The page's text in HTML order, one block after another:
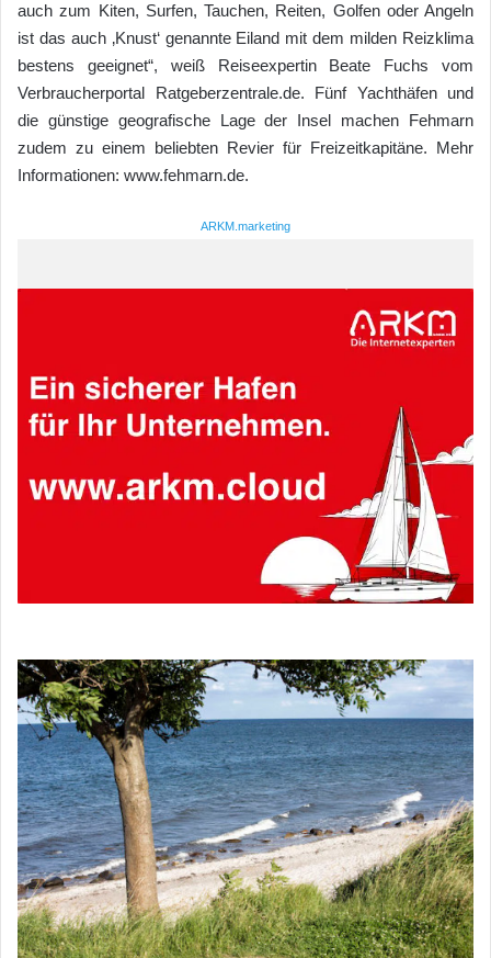
auch zum Kiten, Surfen, Tauchen, Reiten, Golfen oder Angeln
ist das auch ‚Knust‘ genannte Eiland mit dem milden Reizklima
bestens geeignet“, weiß Reiseexpertin Beate Fuchs vom
Verbraucherportal Ratgeberzentrale.de. Fünf Yachthäfen und
die günstige geografische Lage der Insel machen Fehmarn
zudem zu einem beliebten Revier für Freizeitkapitäne. Mehr
Informationen: www.fehmarn.de.
ARKM.marketing